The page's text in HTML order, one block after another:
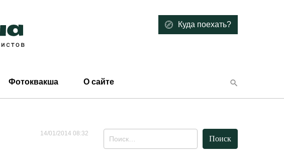
Куда поехать?
Фотоквакша О сайте
14/01/2014 08:32